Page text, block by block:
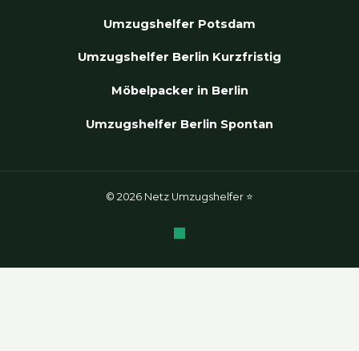
Umzugshelfer Potsdam
Umzugshelfer Berlin Kurzfristig
Möbelpacker in Berlin
Umzugshelfer Berlin Spontan
© 2026 Netz Umzugshelfer ⭐